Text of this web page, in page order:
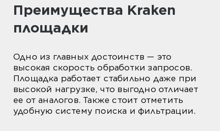
Преимущества Kraken
площадки
Одно из главных достоинств — это
высокая скорость обработки запросов.
Площадка работает стабильно даже при
высокой нагрузке, что выгодно отличает
ее от аналогов. Также стоит отметить
удобную систему поиска и фильтрации.